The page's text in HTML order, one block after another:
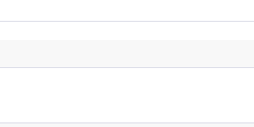
أساليب الخداع المتجددة التي
هو السبيل الوحيد لضمان رحلة